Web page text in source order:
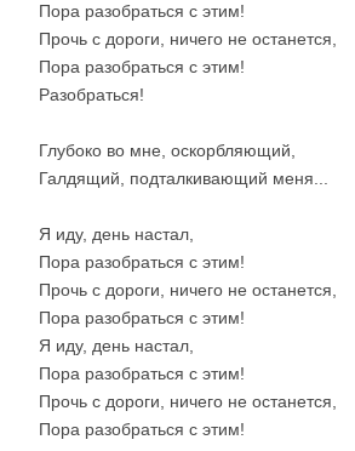
Пора разобраться с этим!
Прочь с дороги, ничего не останется,
Пора разобраться с этим!
Разобраться!
Глубоко во мне, оскорбляющий,
Галдящий, подталкивающий меня...
Я иду, день настал,
Пора разобраться с этим!
Прочь с дороги, ничего не останется,
Пора разобраться с этим!
Я иду, день настал,
Пора разобраться с этим!
Прочь с дороги, ничего не останется,
Пора разобраться с этим!